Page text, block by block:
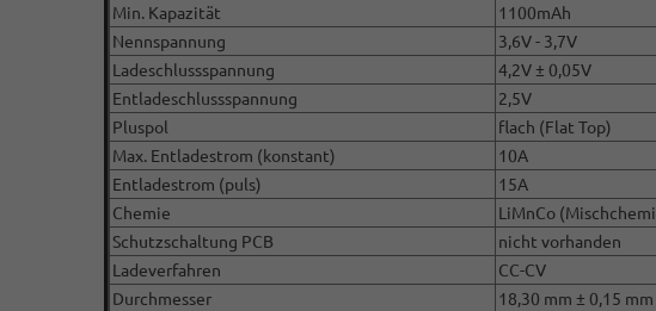
Min. Kapazität
1100mAh
Nennspannung
3,6V - 3,7V
Ladeschlussspannung
4,2V ± 0,05V
Entladeschlussspannung
2,5V
Pluspol
flach (Flat Top)
Max. Entladestrom (konstant)
10A
Entladestrom (puls)
15A
Chemie
LiMnCo
Schutzschaltung PCB
nicht vorhanden
Ladeverfahren
CC-CV
Durchmesser
18,30 mm ± 0,15 mm